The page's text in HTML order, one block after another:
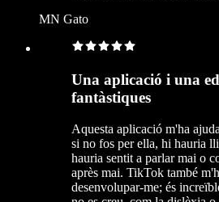
MN Gato
Una aplicació i una
fantàstiques
Aquesta aplicació m'ha
si no fos per ella, hi hauria
hauria sentit a parlar mai o
après mai. TikTok també
desenvolupar-me; és